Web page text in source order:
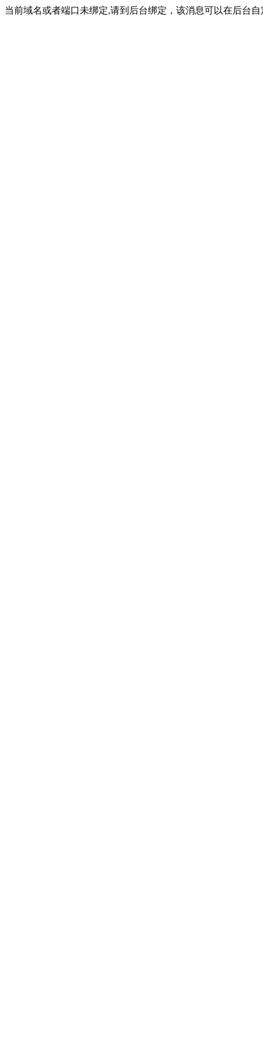
当前域名或者端口未绑定,请到后台绑定，该消息可以在后台自